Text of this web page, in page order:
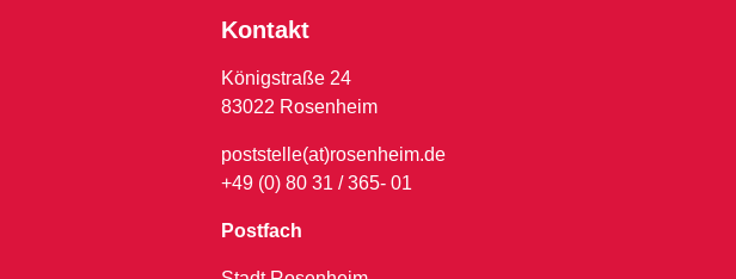
Kontakt
Königstraße 24
83022 Rosenheim
poststelle(at)rosenheim.de
+49 (0) 80 31 / 365- 01
Postfach